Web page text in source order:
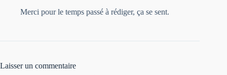
Merci pour le temps passé à rédiger, ça se sent.
Laisser un commentaire